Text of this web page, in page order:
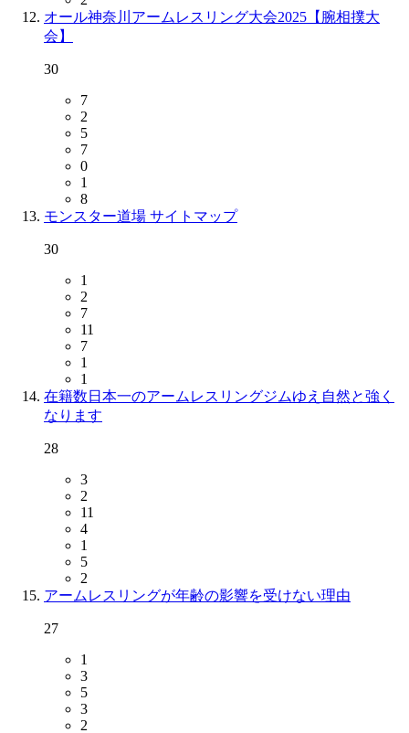
オール神奈川アームレスリング大会2025【腕相撲大
会】
30
7
2
5
7
0
1
8
モンスター道場 サイトマップ
30
1
2
7
11
7
1
1
在籍数日本一のアームレスリングジムゆえ自然と強く
なります
28
3
2
11
4
1
5
2
アームレスリングが年齢の影響を受けない理由
27
1
3
5
3
2